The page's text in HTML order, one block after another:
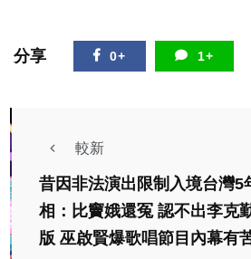
分享 0+ 1+
較新
昔因非法演出限制入境台灣5
相：比竇娥還冤 認不出李克
版 巫啟賢爆歌唱節目內幕有